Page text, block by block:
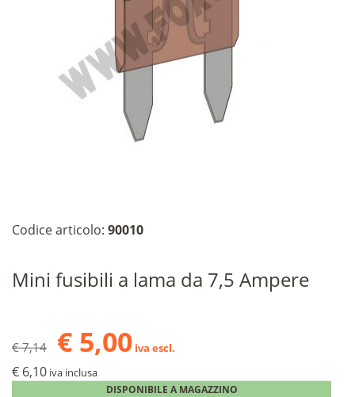
Codice articolo: 90010
Mini fusibili a lama da 7,5 Ampere
€ 7,14 € 5,00 iva escl.
€ 6,10 iva inclusa
DISPONIBILE A MAGAZZINO